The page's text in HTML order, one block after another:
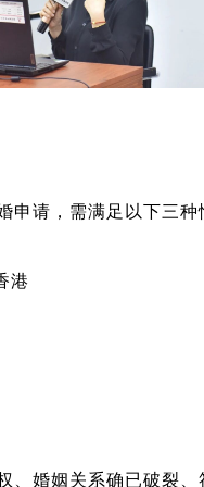
请，需满足以下三种
港
婚姻关系确已破裂、